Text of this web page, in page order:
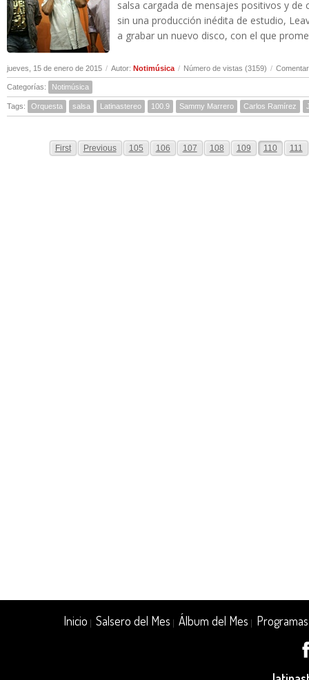
salsa cargada de mensajes positivos y de
sin una producción inédita de estudio,
a grabar un nuevo disco, con el que
jueves, 15 de enero de 2015 / Autor: Notimúsica / Número de vistas (3159) /
Categorías: Notimúsica
Tags: Orquesta salsa Latinastereo 100.9 Sammy Marrero Carlos Ramírez
First Previous 105 106 107 108 109 110 111
Inicio |Salsero del Mes |Álbum del Mes Programas